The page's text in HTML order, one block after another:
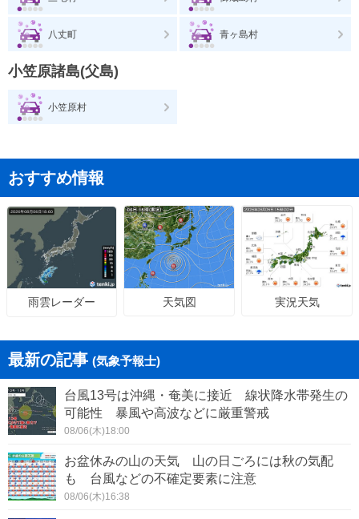
八丈町 青ヶ島村
小笠原諸島(父島)
小笠原村
おすすめ情報
雨雲レーダー 天気図 実況天気
最新の記事 (気象予報士)
台風13号は沖縄・奄美に接近 線状降水帯発生の
可能性 暴風や高波などに厳重警戒
08/06(木)18:00
お盆休みの山の天気 山の日ごろには秋の気配
も 台風などの不確定要素に注意
08/06(木)16:38